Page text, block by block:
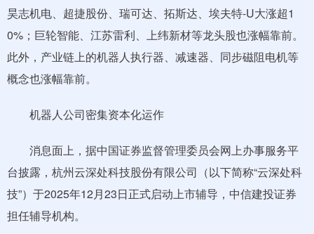
昊志机电、超捷股份、瑞可达、拓斯达、埃夫特-U大涨超1
0%；巨轮智能、江苏雷利、上纬新材等龙头股也涨幅靠前。
此外，产业链上的机器人执行器、减速器、同步磁阻电机等
概念也涨幅靠前。
机器人公司密集资本化运作
消息面上，据中国证券监督管理委员会网上办事服务平
台披露，杭州云深处科技股份有限公司（以下简称“云深处科
技”）于2025年12月23日正式启动上市辅导，中信建投证券
担任辅导机构。